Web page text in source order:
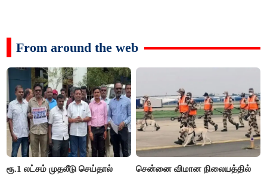
From around the web
ரூ.1 லட்சம் முதலீடு செய்தால்
சென்னை விமான நிலையத்தில்